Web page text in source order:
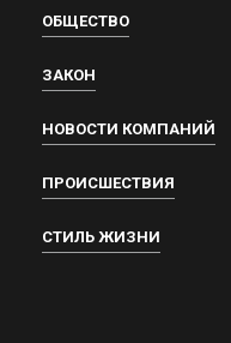
ОБЩЕСТВО
ЗАКОН
НОВОСТИ КОМПАНИЙ
ПРОИСШЕСТВИЯ
СТИЛЬ ЖИЗНИ